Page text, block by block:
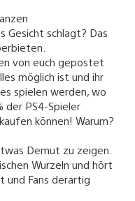
Gesicht schlagt? Das
von euch gepostet
möglich ist und ihr
spielen werden, wo
der PS4-Spieler
können! Warum?
Demut zu zeigen.
Wurzeln und hört
und Fans derartig